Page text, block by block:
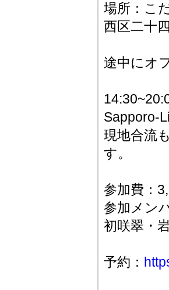
場所：こ
西区二十
途中にオ
Sapporo-
現地合流
す。
参加費：
参加メン
初咲翠・
予約：